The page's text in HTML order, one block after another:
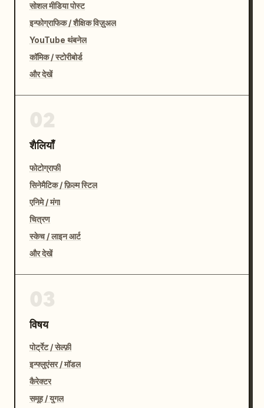
सोशल मीडिया पोस्ट
इन्फोग्राफिक / शैक्षिक विज़ुअल
YouTube थंबनेल
कॉमिक / स्टोरीबोर्ड
और देखें
शैलियाँ
फोटोग्राफी
सिनेमैटिक / फ़िल्म स्टिल
एनिमे / मंगा
चित्रण
स्केच / लाइन आर्ट
और देखें
विषय
पोर्ट्रेट / सेल्फ़ी
इन्फ्लुएंसर / मॉडल
कैरेक्टर
समूह / युगल